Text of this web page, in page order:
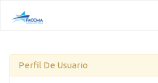
Perfil De Usuario